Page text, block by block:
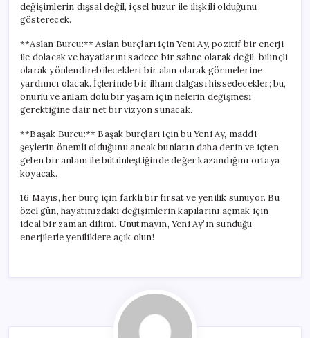
değişimlerin dışsal değil, içsel huzur ile ilişkili olduğunu
gösterecek.
**Aslan Burcu:** Aslan burçları için Yeni Ay, pozitif bir enerji
ile dolacak ve hayatlarını sadece bir sahne olarak değil, bilinçli
olarak yönlendirebilecekleri bir alan olarak görmelerine
yardımcı olacak. İçlerinde bir ilham dalgası hissedecekler; bu,
onurlu ve anlam dolu bir yaşam için nelerin değişmesi
gerektiğine dair net bir vizyon sunacak.
**Başak Burcu:** Başak burçları için bu Yeni Ay, maddi
şeylerin önemli olduğunu ancak bunların daha derin ve içten
gelen bir anlam ile bütünleştiğinde değer kazandığını ortaya
koyacak.
16 Mayıs, her burç için farklı bir fırsat ve yenilik sunuyor. Bu
özel gün, hayatınızdaki değişimlerin kapılarını açmak için
ideal bir zaman dilimi. Unutmayın, Yeni Ay’ın sunduğu
enerjilerle yeniliklere açık olun!